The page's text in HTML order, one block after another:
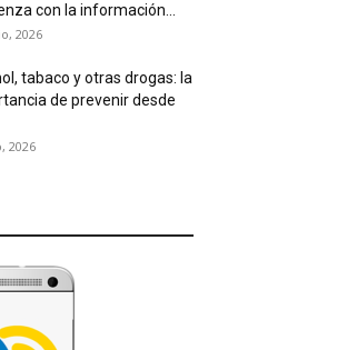
con la información...
2026
tabaco y otras drogas: la
de prevenir desde
2026